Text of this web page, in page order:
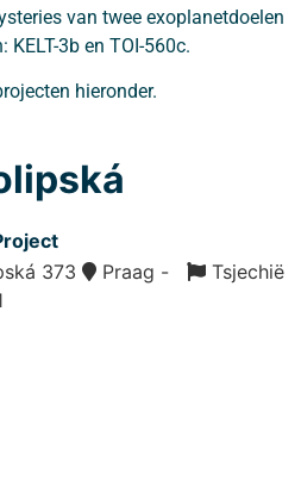
van twee exoplanetdoelen
KELT-3b en TOI-560c.
hieronder.
373
Praag -
Tsjechië